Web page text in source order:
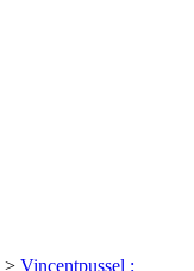
> Vincentpussel :